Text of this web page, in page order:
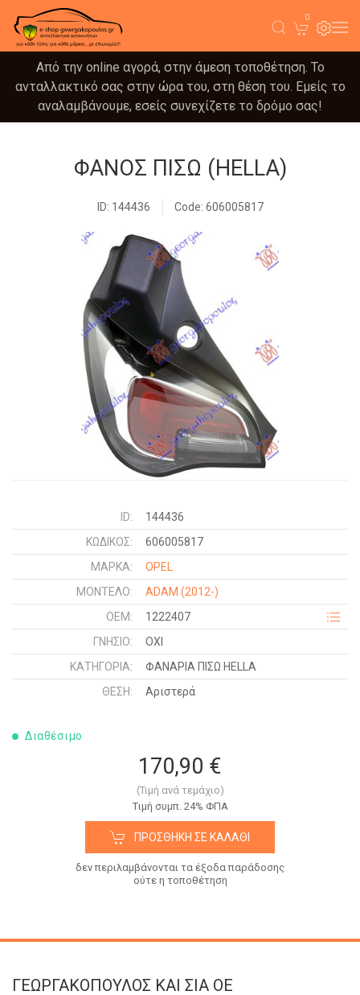
0
Από την online αγορά, στην άμεση τοποθέτηση. Το
ανταλλακτικό σας στην ώρα του, στη θέση του. Εμείς το
αναλαμβάνουμε, εσείς συνεχίζετε το δρόμο σας!
ΦΑΝΟΣ ΠΙΣΩ (HELLA)
ID: 144436 Code: 606005817
ID:
144436
ΚΩΔΙΚΌΣ:
606005817
ΜΑΡΚΑ:
OPEL
ΜΟΝΤΕΛΟ:
ADAM (2012-)
OEM:
1222407
ΓΝΉΣΙΟ:
ΟΧΙ
ΚΑΤΗΓΟΡΊΑ:
ΦΑΝΑΡΙΑ ΠΙΣΩ HELLA
ΘΈΣΗ:
Αριστερά
Διαθέσιμο
170,90 €
(Τιμή ανά τεμάχιο)
Tιμή συμπ. 24% ΦΠΑ
ΠΡΟΣΘΉΚΗ ΣΕ ΚΑΛΆΘΙ
δεν περιλαμβάνονται τα έξοδα παράδοσης
ούτε η τοποθέτηση
ΓΕΩΡΓΑΚΟΠΟΥΛΟΣ KAI ΣΙΑ OE